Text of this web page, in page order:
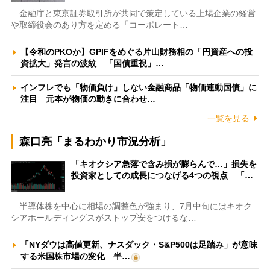
金融庁と東京証券取引所が共同で策定している上場企業の経営
や取締役会のあり方を定める「コーポレート…
【令和のPKOか】GPIFをめぐる片山財務相の「円資産への投
資拡大」発言の波紋 「国債重視」…
インフレでも「物価負け」しない金融商品「物価連動国債」に
注目 元本が物価の動きに合わせ…
一覧を見る
森口亮「まるわかり市況分析」
「キオクシア急落で含み損が膨らんで…」損失を
投資家としての成長につなげる4つの視点 「…
半導体株を中心に相場の調整色が強まり、7月中旬にはキオク
シアホールディングスがストップ安をつけるな…
「NYダウは高値更新、ナスダック・S&P500は足踏み」が意味
する米国株市場の変化 半…